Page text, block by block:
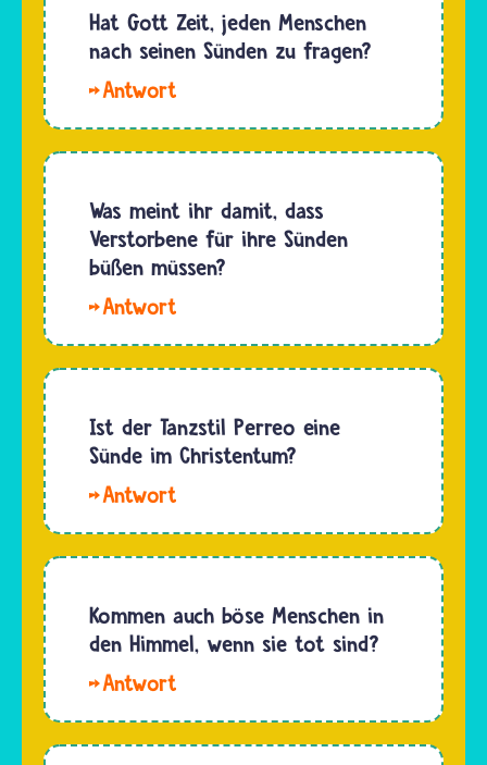
Ziegenbock…
im
Christentum,
Menschen
sich
absichtlich
abwenden.
Um das
wieder
gut zu…
Hat Gott Zeit, jeden Menschen
nach seinen Sünden zu fragen?
Für alle,
Gott
glauben,
ist Gott
überall.
Zeit gibt
es für
nicht.Außerdem
glauben
die…
Was meint ihr damit, dass
Verstorbene für ihre Sünden
büßen müssen?
und
glauben,
dass
nach
ihrem
Tod in
Gottes
sein
dürfen.
Ist der Tanzstil Perreo eine
Sünde im Christentum?
In der
steht
kein
Tanzstil,
der
ausdrücklich
Kommen auch böse Menschen in
den Himmel, wenn sie tot sind?
Viele